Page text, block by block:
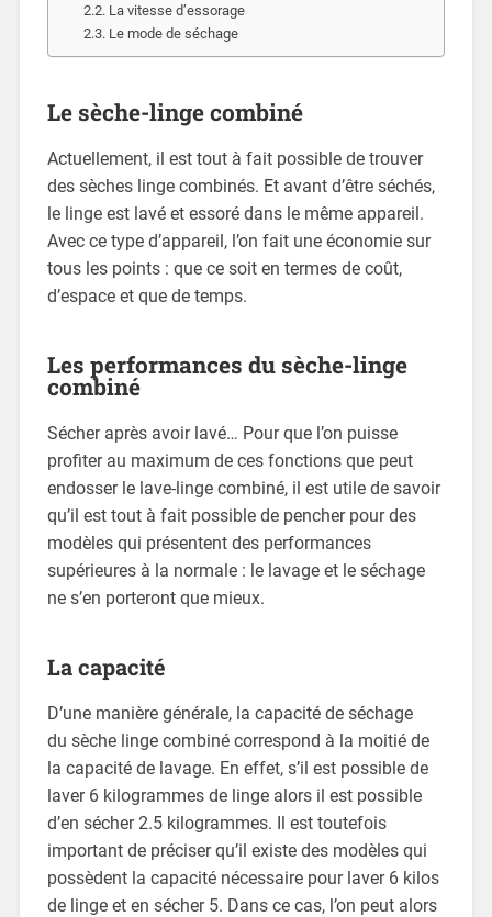
La vitesse d’essorage
Le mode de séchage
Le sèche-linge combiné
Actuellement, il est tout à fait possible de trouver
des sèches linge combinés. Et avant d’être séchés,
le linge est lavé et essoré dans le même appareil.
Avec ce type d’appareil, l’on fait une économie sur
tous les points : que ce soit en termes de coût,
d’espace et que de temps.
Les performances du sèche-linge
combiné
Sécher après avoir lavé… Pour que l’on puisse
profiter au maximum de ces fonctions que peut
endosser le lave-linge combiné, il est utile de savoir
qu’il est tout à fait possible de pencher pour des
modèles qui présentent des performances
supérieures à la normale : le lavage et le séchage
ne s’en porteront que mieux.
La capacité
D’une manière générale, la capacité de séchage
du sèche linge combiné correspond à la moitié de
la capacité de lavage. En effet, s’il est possible de
laver 6 kilogrammes de linge alors il est possible
d’en sécher 2.5 kilogrammes. Il est toutefois
important de préciser qu’il existe des modèles qui
possèdent la capacité nécessaire pour laver 6 kilos
de linge et en sécher 5. Dans ce cas, l’on peut alors